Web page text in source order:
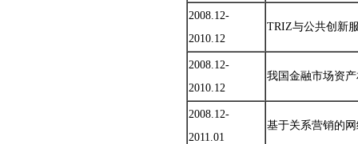
2008.12-
2010.12
TRIZ与公共创新
2008.12-
2010.12
我国金融市场资
2008.12-
2011.01
基于关系营销的